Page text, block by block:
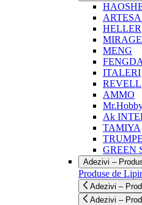
HELLER
MENG
FENGDA
ITALERI
REVELL
AMMO
Ak
TAMIYA
GREEN
Adezivi –
Produse de
Adezivi –
Adezivi –